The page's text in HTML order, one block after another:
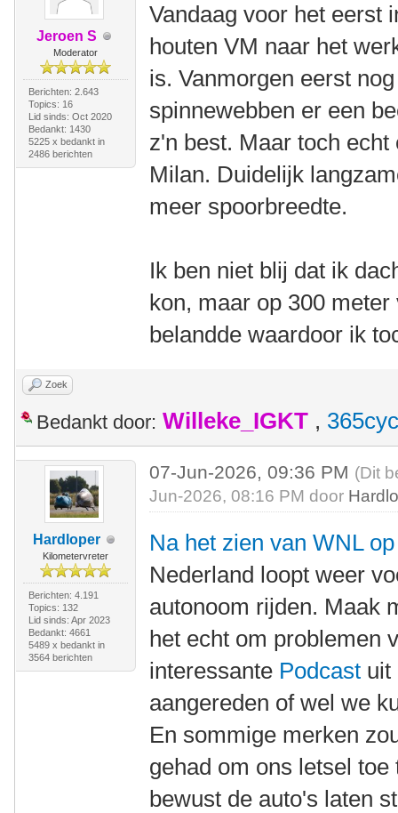
Jeroen S
Moderator
Berichten: 2.643
Topics: 16
Lid sinds: Oct 2020
Bedankt: 1430
5225 x bedankt in
2486 berichten
Vandaag voor het eerst
houten VM naar het
is. Vanmorgen eerst
spinnewebben er een
z'n best. Maar toch
Milan. Duidelijk
meer spoorbreedte.
Ik ben niet blij dat ik
kon, maar op 300
belandde waardoor ik
Zoek
Bedankt door: Willeke_IGKT ,
Hardloper
Kilometervreter
Berichten: 4.191
Topics: 132
Lid sinds: Apr 2023
Bedankt: 4661
5489 x bedankt in
3564 berichten
07-Jun-2026, 09:36 PM (Dit
Jun-2026, 08:16 PM door
Na het zien van WNL
Nederland loopt weer
autonoom rijden. Maak
het echt om problemen
interessante Podcast uit
aangereden of wel we
En sommige merken
gehad om ons letsel
bewust de auto's laten